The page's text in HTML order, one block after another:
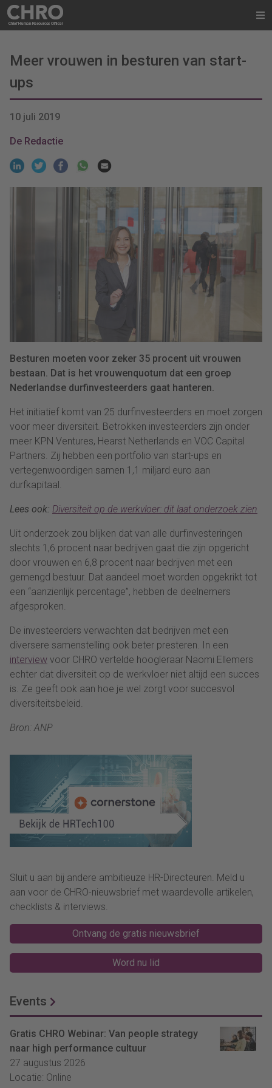
Meer vrouwen in besturen van start-
ups
10 juli 2019
De Redactie
Besturen moeten voor zeker 35 procent uit vrouwen
bestaan. Dat is het vrouwenquotum dat een groep
Nederlandse durfinvesteerders gaat hanteren.
Het initiatief komt van 25 durfinvesteerders en moet zorgen
voor meer diversiteit. Betrokken investeerders zijn onder
meer KPN Ventures, Hearst Netherlands en VOC Capital
Partners. Zij hebben een portfolio van start-ups en
vertegenwoordigen samen 1,1 miljard euro aan
durfkapitaal.
Lees ook: Diversiteit op de werkvloer: dit laat onderzoek zien
Uit onderzoek zou blijken dat van alle durfinvesteringen
slechts 1,6 procent naar bedrijven gaat die zijn opgericht
door vrouwen en 6,8 procent naar bedrijven met een
gemengd bestuur. Dat aandeel moet worden opgekrikt tot
een “aanzienlijk percentage”, hebben de deelnemers
afgesproken.
De investeerders verwachten dat bedrijven met een
diversere samenstelling ook beter presteren. In een
interview voor CHRO vertelde hoogleraar Naomi Ellemers
echter dat diversiteit op de werkvloer niet altijd een succes
is. Ze geeft ook aan hoe je wel zorgt voor succesvol
diversiteitsbeleid.
Bron: ANP
Sluit u aan bij andere ambitieuze HR-Directeuren. Meld u
aan voor de CHRO-nieuwsbrief met waardevolle artikelen,
checklists & interviews.
Ontvang de gratis nieuwsbrief
Word nu lid
Events
Gratis CHRO Webinar: Van people strategy
naar high performance cultuur
27 augustus 2026
Locatie: Online